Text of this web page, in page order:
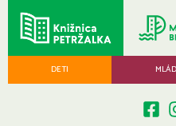
DETI